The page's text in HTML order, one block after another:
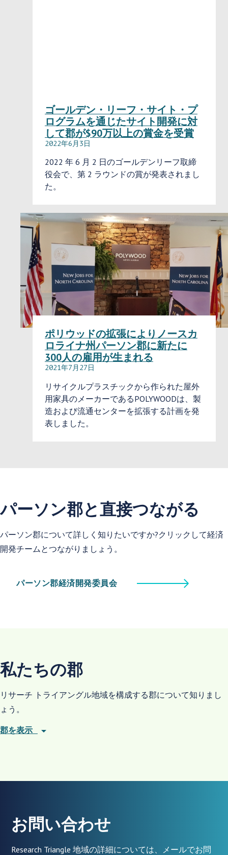
ゴールデン・リーフ・サイト・プ
ログラムを通じたサイト開発に対
して郡が$90万以上の賞金を受賞
2022年6月3日
2022 年 6 月 2 日のゴールデンリーフ取締
役会で、第 2 ラウンドの賞が発表されまし
た。
ポリウッドの拡張によりノースカ
ロライナ州パーソン郡に新たに
300人の雇用が生まれる
2021年7月27日
リサイクルプラスチックから作られた屋外
用家具のメーカーであるPOLYWOODは、製
造および流通センターを拡張する計画を発
表しました。
パーソン郡と直接つながる
パーソン郡について詳しく知りたいですか?クリックして経済
開発チームとつながりましょう。
パーソン郡経済開発委員会
私たちの郡
リサーチ トライアングル地域を構成する郡について知りまし
ょう。
郡を表示 arrow_drop_down
お問い合わせ
Research Triangle 地域の詳細については、メールでお問